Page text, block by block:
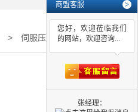
> 伺服压力机厂
商盟客服 >
您好，欢迎莅临我们
的网站，欢迎咨询...
张经理：